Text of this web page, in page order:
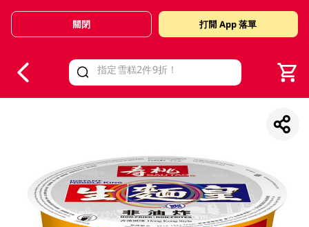
Valid Until 30 June 2026
關閉 打開 App 落單